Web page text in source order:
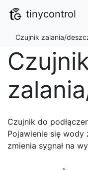
tinycontrol
Czujnik zalania/
Czujnik do
Pojawienie się wody
zmienia sygnał na